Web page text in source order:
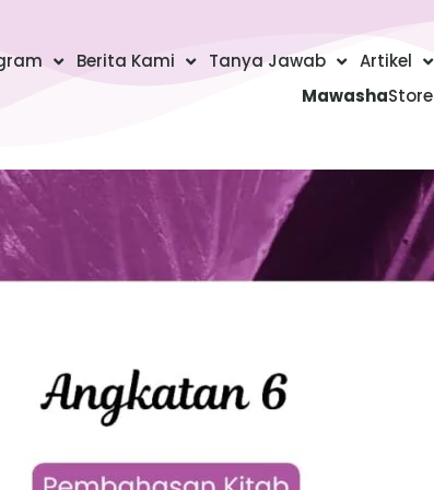
Berita Kami Tanya Jawab
Artikel
MawashaStore